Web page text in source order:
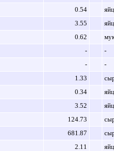
0.54
3.55
0.62
-
-
-
-
1.33
0.34
3.52
124.73
681.87
2.11